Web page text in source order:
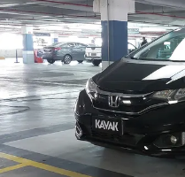
Busque por modelo
Busque por versão
Busque por ano